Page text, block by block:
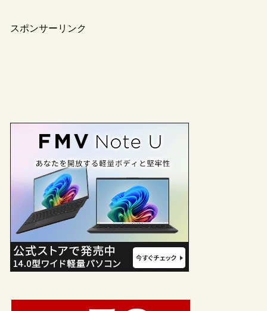
スポンサーリンク